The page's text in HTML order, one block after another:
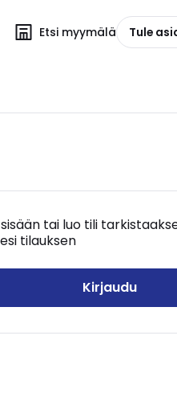
Etsi myymälä Tule
tai luo tili
tilauksen
Kirjaudu